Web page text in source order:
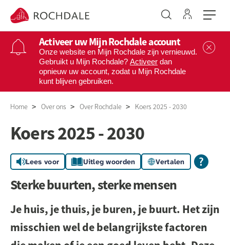
Naar hoofdinhoud
Naar hoofdnavigatiemenu
Naar zoeken
Naar de homepage Ga naar
Activeer uw Mijn Rochdale account
Onze website en Mijn Rochdale zijn vernieuwd.
Gebruikt u Mijn Rochdale? Activeer dan
opnieuw uw account, zodat u Mijn Rochdale
kunt blijven gebruiken.
Home Over ons Over Rochdale Koers 2025 - 2030
Koers 2025 - 2030
Lees voor Uitleg woorden Vertalen
Sterke buurten, sterke mensen
Je huis, je thuis, je buren, je buurt. Het zijn
misschien wel de belangrijkste factoren